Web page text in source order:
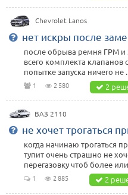
Chevrolet Lanos
нет искры после
после обрыва ремня ГРМ и
всего комплекта
попытке запуска ничего не
1 2 580 2
ВАЗ 2110
не хочет трогаться
когда начинаю трогаться
тупит очень страшно не
перегазовку чтоб более
1 2 885 2